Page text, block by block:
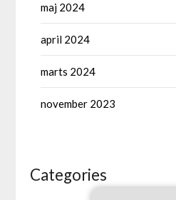
maj 2024
april 2024
marts 2024
november 2023
Categories